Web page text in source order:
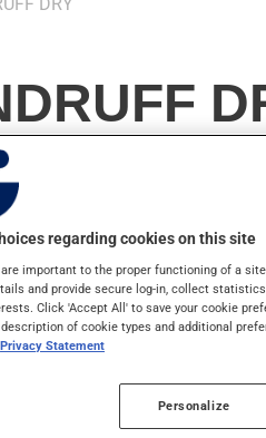
regarding cookies on this site
important to the proper functioning of a
and provide secure log-in, collect
Click 'Accept All' to save your cookie
of cookie types and additional
Privacy Statement
Personalize